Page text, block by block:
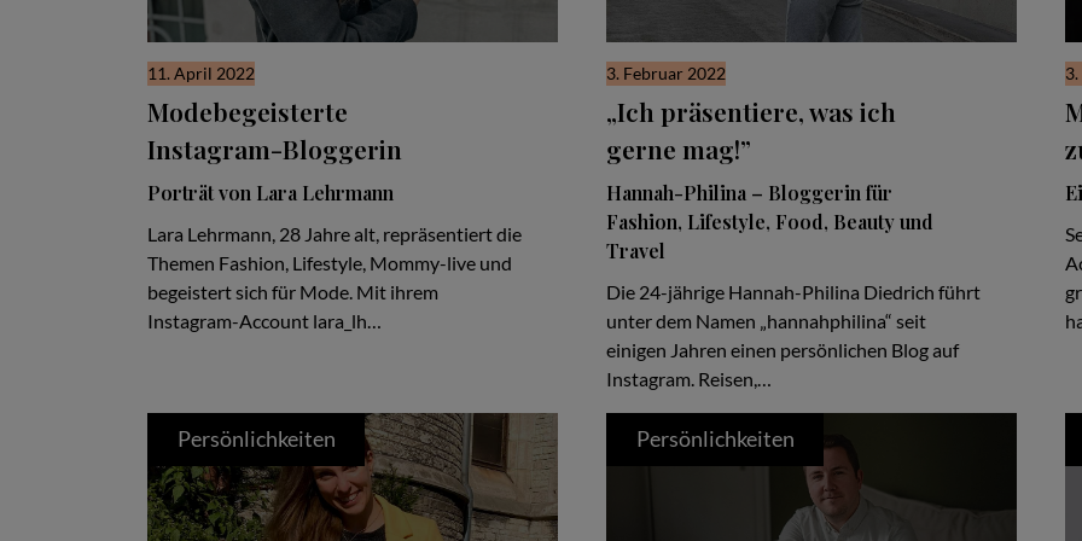
11. April 2022
Modebegeisterte
Instagram-Bloggerin
Porträt von Lara Lehrmann
Lara Lehrmann, 28 Jahre alt, repräsentiert die
Themen Fashion, Lifestyle, Mommy-live und
begeistert sich für Mode. Mit ihrem
Instagram-Account lara_lh…
3. Februar 2022
„Ich präsentiere, was ich
gerne mag!”
Hannah-Philina – Bloggerin für
Fashion, Lifestyle, Food, Beauty und
Travel
Die 24-jährige Hannah-Philina Diedrich führt
unter dem Namen „hannahphilina“ seit
einigen Jahren einen persönlichen Blog auf
Instagram. Reisen,…
Persönlichkeiten Persönlichkeiten